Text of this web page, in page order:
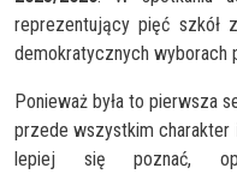
reprezentujący pięć szkół
demokratycznych wyborach
Ponieważ była to pierwsza
przede wszystkim charakter
lepiej się poznać,